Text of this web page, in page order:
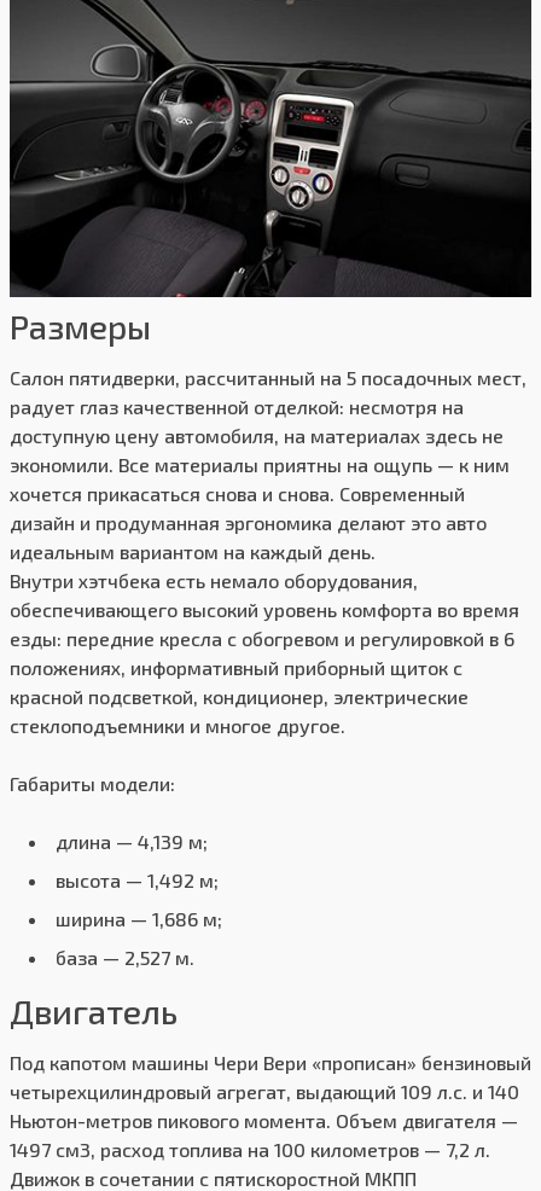
Размеры
Салон пятидверки, рассчитанный на 5 посадочных мест,
радует глаз качественной отделкой: несмотря на
доступную цену автомобиля, на материалах здесь не
экономили. Все материалы приятны на ощупь — к ним
хочется прикасаться снова и снова. Современный
дизайн и продуманная эргономика делают это авто
идеальным вариантом на каждый день.
Внутри хэтчбека есть немало оборудования,
обеспечивающего высокий уровень комфорта во время
езды: передние кресла с обогревом и регулировкой в 6
положениях, информативный приборный щиток с
красной подсветкой, кондиционер, электрические
стеклоподъемники и многое другое.
Габариты модели:
длина — 4,139 м;
высота — 1,492 м;
ширина — 1,686 м;
база — 2,527 м.
Двигатель
Под капотом машины Чери Вери «прописан» бензиновый
четырехцилиндровый агрегат, выдающий 109 л.с. и 140
Ньютон-метров пикового момента. Объем двигателя —
1497 см3, расход топлива на 100 километров — 7,2 л.
Движок в сочетании с пятискоростной МКПП